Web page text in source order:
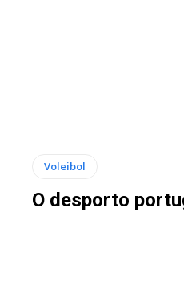
Voleibol
O desporto